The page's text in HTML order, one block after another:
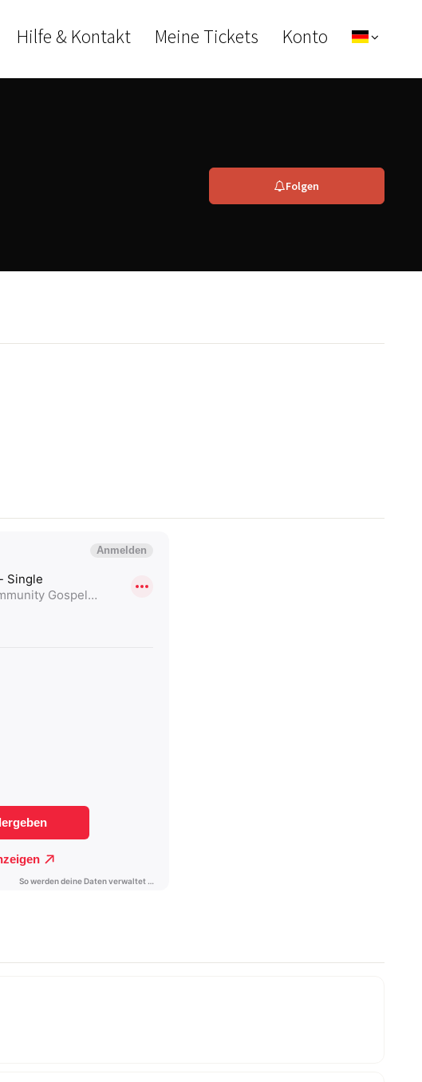
Hilfe & Kontakt Meine Tickets Konto
Folgen